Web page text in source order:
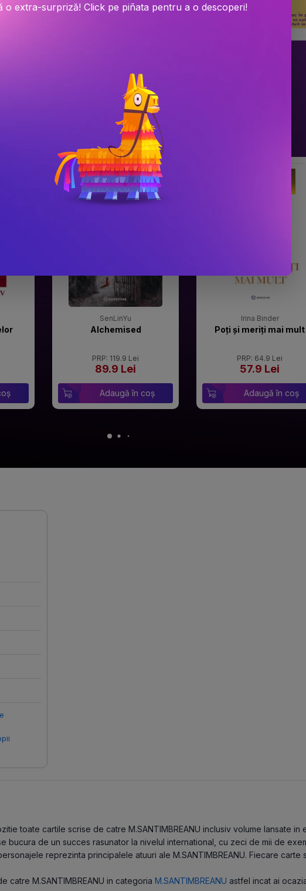
#3 Gala Premilor Literare
Bookzone 2025
SenLinYu
Alchemised
PRP: 119.9 Lei
89.9 Lei
Adaugă în coș
Irina Binder
Poți și meriți mai mult
PRP: 64.9 Lei
57.9 Lei
Adaugă în coș
toate cartile scrise de catre M.SANTIMBREANU inclusiv volume lansate
bucura de un succes rasunator la nivelul international, cu zeci de mii de
reprezinta principalele atuuri ale M.SANTIMBREANU. Fiecare carte
catre M.SANTIMBREANU in categoria M.SANTIMBREANU astfel incat ai
o extra-surpriză! Click pe piñata pentru a o descoperi!